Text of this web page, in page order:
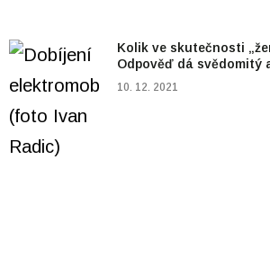
Kolik ve skutečnosti
Odpověď dá svědomitý
10. 12. 2021